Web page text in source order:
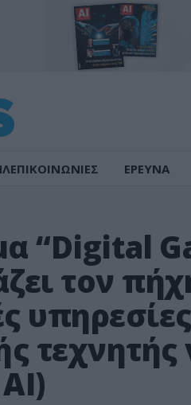
ΕΡΕΥΝΑ
“Digital
τον